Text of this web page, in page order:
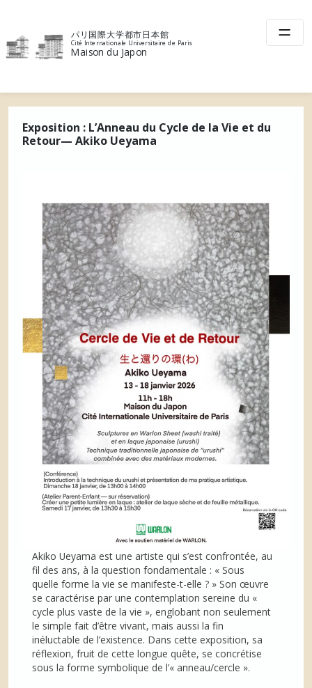
content
パリ国際大学都市日本館
Cité Internationale Universitaire de Paris
Maison du Japon
Exposition : L’Anneau du Cycle de la Vie et du
Retour— Akiko Ueyama
Akiko Ueyama est une artiste qui s’est confrontée, au
fil des ans, à la question fondamentale : « Sous
quelle forme la vie se manifeste-t-elle ? » Son œuvre
se caractérise par une contemplation sereine du «
cycle plus vaste de la vie », englobant non seulement
le simple fait d’être vivant, mais aussi la fin
inéluctable de l’existence. Dans cette exposition, sa
réflexion, fruit de cette longue quête, se concrétise
sous la forme symbolique de l’« anneau/cercle ».